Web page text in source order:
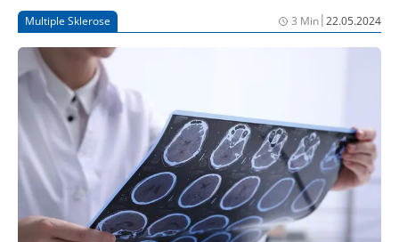
Gesundheitsstudie zeigte unter anderem, dass
Übergewicht in der Jugend die Wahrscheinlichkeit
erhöhen kann, an einer MS zu erkranken.
Multiple Sklerose 3 Min|22.05.2024